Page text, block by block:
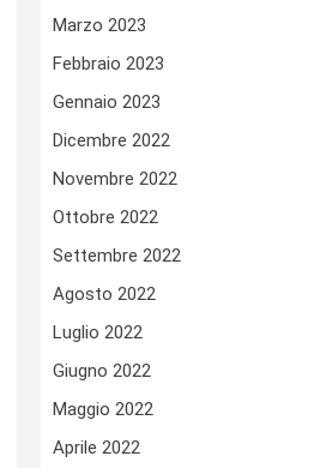
Marzo 2023
Febbraio 2023
Gennaio 2023
Dicembre 2022
Novembre 2022
Ottobre 2022
Settembre 2022
Agosto 2022
Luglio 2022
Giugno 2022
Maggio 2022
Aprile 2022